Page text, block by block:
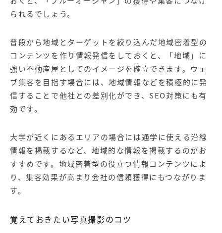
られるでしょう。
普段から地域とターゲットを絞り込んだ地域密着型の
コンテンツを作り情報発信をしておくと、「地域」に
強い不動産屋としてのイメージを確立できます。ウェ
ブ集客を目指す場合には、地域情報などを積極的に発
信することで他社との差別化ができ、SEO対策にも有
効です。
大学が近くにあるエリアの場合には通学に使える沿線
情報を掲載するなど、地域的な情報を掲載するのがお
すすめです。地域密着型の役立つ情報コンテンツによ
り、集客効果が高まり会社の信頼獲得にもつながりま
す。
覚えておきたい写真撮影のコツ